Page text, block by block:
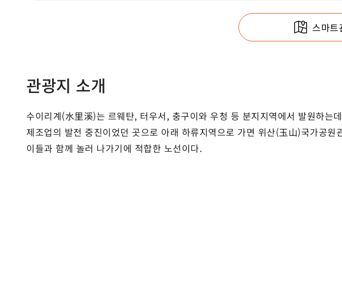
스마트
관광지 소개
수이리계(水里溪)는 르웨탄, 터우서, 충구이와 우청 등 분지지역에서 발원하
제조업의 발전 중진이었던 곳으로 아래 하류지역으로 가면 위산(玉山)국가공
이들과 함께 놀러 나가기에 적합한 노선이다.